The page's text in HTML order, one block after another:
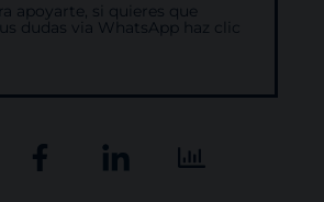
apoyarte, si quieres que
dudas via WhatsApp haz clic